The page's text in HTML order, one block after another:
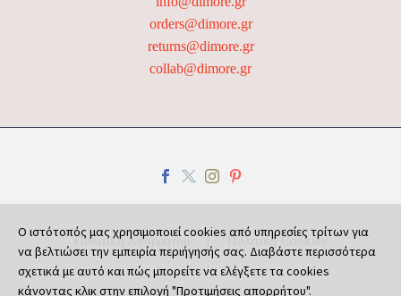
orders@dimore.gr
returns@dimore.gr
collab@dimore.gr
Πολιτική Απορρήτου Πολιτική Cookies
Ο ιστότοπός μας χρησιμοποιεί cookies από υπηρεσίες τρίτων για
να βελτιώσει την εμπειρία περιήγησής σας. Διαβάστε περισσότερα
σχετικά με αυτό και πώς μπορείτε να ελέγξετε τα cookies
κάνοντας κλικ στην επιλογή "Προτιμήσεις απορρήτου".